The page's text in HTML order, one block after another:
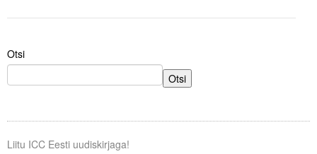
Otsi
Otsi
Liitu ICC Eesti uudiskirjaga!